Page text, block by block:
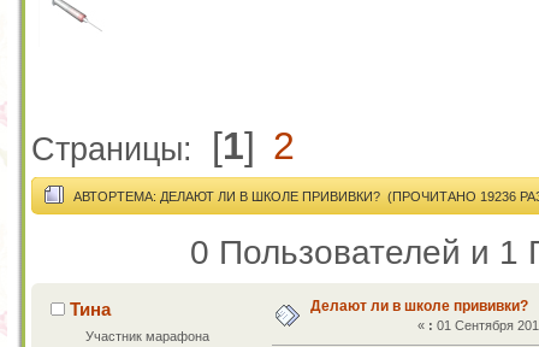
Страницы: [1] 2
АВТОРТЕМА: ДЕЛАЮТ ЛИ В ШКОЛЕ ПРИВИВКИ? (ПРОЧИТАНО 19236
0 Пользователей и 1
Тина
Участник марафона
Делают ли в школе прививки?
« : 01 Сентября